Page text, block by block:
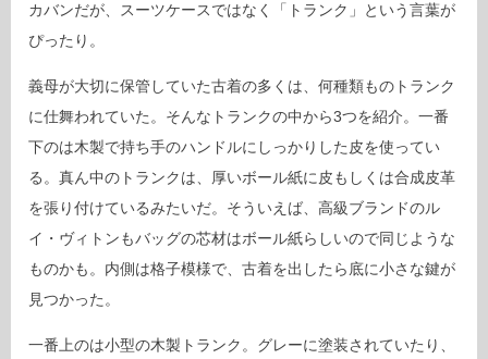
カバンだが、スーツケースではなく「トランク」という言葉が
ぴったり。
義母が大切に保管していた古着の多くは、何種類ものトランク
に仕舞われていた。そんなトランクの中から3つを紹介。一番
下のは木製で持ち手のハンドルにしっかりした皮を使ってい
る。真ん中のトランクは、厚いボール紙に皮もしくは合成皮革
を張り付けているみたいだ。そういえば、高級ブランドのル
イ・ヴィトンもバッグの芯材はボール紙らしいので同じような
ものかも。内側は格子模様で、古着を出したら底に小さな鍵が
見つかった。
一番上のは小型の木製トランク。グレーに塗装されていたり、